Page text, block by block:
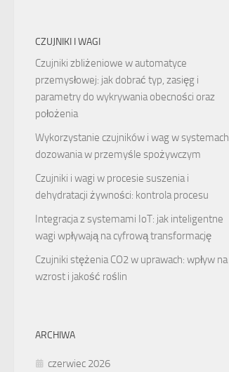
CZUJNIKI I WAGI
Czujniki zbliżeniowe w automatyce
przemysłowej: jak dobrać typ, zasięg i
parametry do wykrywania obecności oraz
położenia
Wykorzystanie czujników i wag w systemach
dozowania w przemyśle spożywczym
Czujniki i wagi w procesie suszenia i
dehydratacji żywności: kontrola procesu
Integracja z systemami IoT: jak inteligentne
wagi wpływają na cyfrową transformację
Czujniki stężenia CO2 w uprawach: wpływ na
wzrost i jakość roślin
ARCHIWA
czerwiec 2026